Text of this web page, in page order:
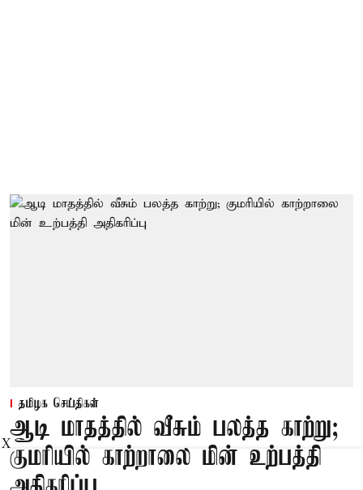
தமிழக செய்திகள்
ஆடி மாதத்தில் வீசும் பலத்த காற்று;
குமரியில் காற்றாலை மின் உற்பத்தி
X